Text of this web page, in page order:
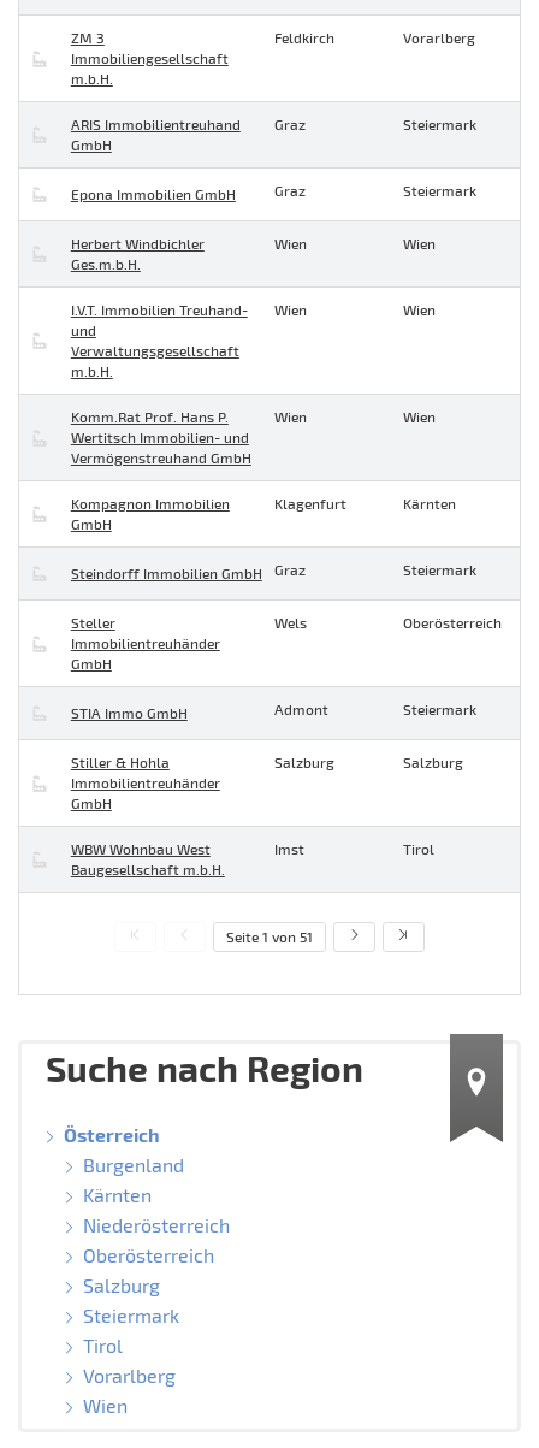
ZM 3
Immobiliengesellschaft
m.b.H.
Feldkirch Vorarlberg
ARIS Immobilientreuhand
GmbH
Graz Steiermark
Epona Immobilien GmbH Graz Steiermark
Herbert Windbichler
Ges.m.b.H.
Wien Wien
I.V.T. Immobilien Treuhand-
und
Verwaltungsgesellschaft
m.b.H.
Wien Wien
Komm.Rat Prof. Hans P.
Wertitsch Immobilien- und
Vermögenstreuhand GmbH
Wien Wien
Kompagnon Immobilien
GmbH
Klagenfurt Kärnten
Steindorff Immobilien GmbH Graz Steiermark
Steller
Immobilientreuhänder
GmbH
Wels Oberösterreich
STIA Immo GmbH Admont Steiermark
Stiller & Hohla
Immobilientreuhänder
GmbH
Salzburg Salzburg
WBW Wohnbau West
Baugesellschaft m.b.H.
Imst Tirol
Seite 1 von 51
Suche nach Region
Österreich
Burgenland
Kärnten
Niederösterreich
Oberösterreich
Salzburg
Steiermark
Tirol
Vorarlberg
Wien